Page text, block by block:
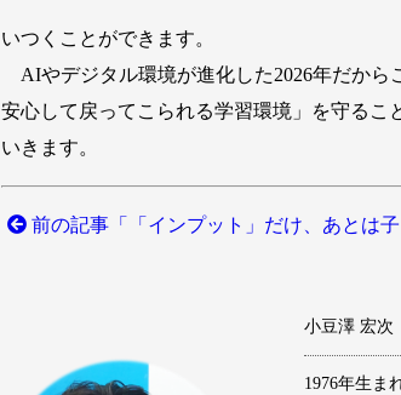
いつくことができます。
AIやデジタル環境が進化した2026年だから
安心して戻ってこられる学習環境」を守る
いきます。
前の記事「「インプット」だけ、あとは子
小豆澤 宏次
1976年生ま